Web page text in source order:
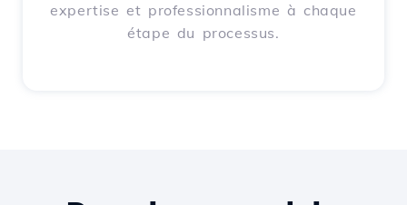
expertise et professionnalisme à chaque
étape du processus.